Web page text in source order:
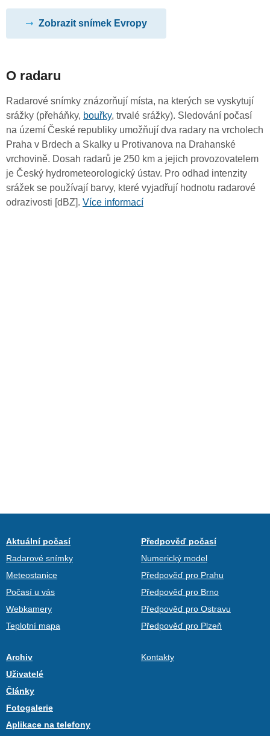
Zobrazit snímek Evropy
O radaru
Radarové snímky znázorňují místa, na kterých se vyskytují
srážky (přeháňky, bouřky, trvalé srážky). Sledování počasí
na území České republiky umožňují dva radary na vrcholech
Praha v Brdech a Skalky u Protivanova na Drahanské
vrchovině. Dosah radarů je 250 km a jejich provozovatelem
je Český hydrometeorologický ústav. Pro odhad intenzity
srážek se používají barvy, které vyjadřují hodnotu radarové
odrazivosti [dBZ]. Více informací
Aktuální počasí
Radarové snímky
Meteostanice
Počasí u vás
Webkamery
Teplotní mapa
Předpověď počasí
Numerický model
Předpověď pro Prahu
Předpověď pro Brno
Předpověď pro Ostravu
Předpověď pro Plzeň
Archiv
Uživatelé
Články
Fotogalerie
Aplikace na telefony
Kontakty